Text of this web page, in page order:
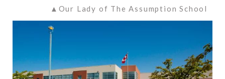
▲Our Lady of The Assumption School